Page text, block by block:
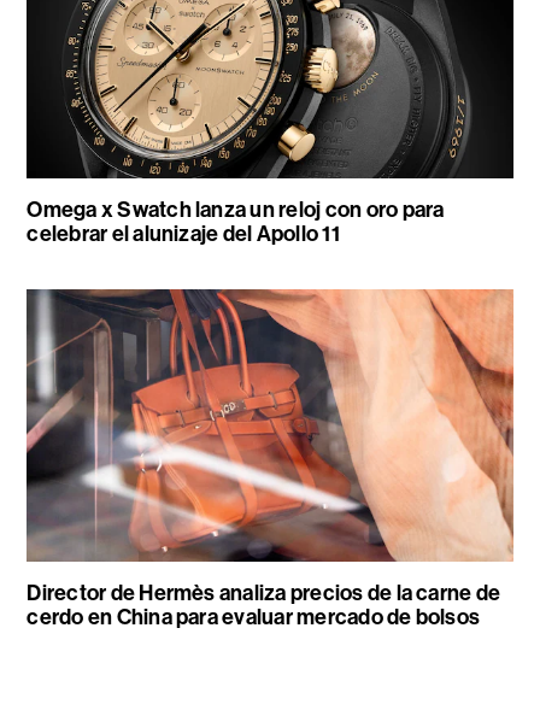
Omega x Swatch lanza un reloj con oro para
celebrar el alunizaje del Apollo 11
Director de Hermès analiza precios de la carne de
cerdo en China para evaluar mercado de bolsos